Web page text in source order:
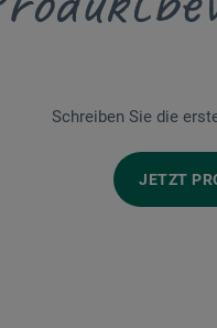
Schreiben Sie die
JETZT